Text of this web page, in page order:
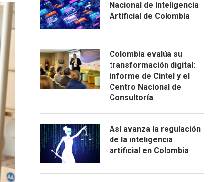
Nacional de Inteligencia
Artificial de Colombia
Colombia evalúa su
transformación digital:
informe de Cintel y el
Centro Nacional de
Consultoría
Así avanza la regulación
de la inteligencia
artificial en Colombia